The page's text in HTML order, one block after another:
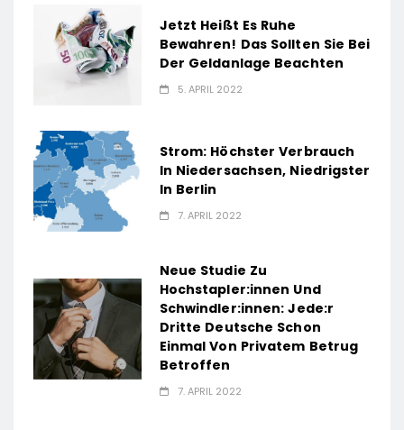
Jetzt Heißt Es Ruhe
Bewahren! Das Sollten Sie Bei
Der Geldanlage Beachten
5. APRIL 2022
Strom: Höchster Verbrauch
In Niedersachsen, Niedrigster
In Berlin
7. APRIL 2022
Neue Studie Zu
Hochstapler:innen Und
Schwindler:innen: Jede:r
Dritte Deutsche Schon
Einmal Von Privatem Betrug
Betroffen
7. APRIL 2022